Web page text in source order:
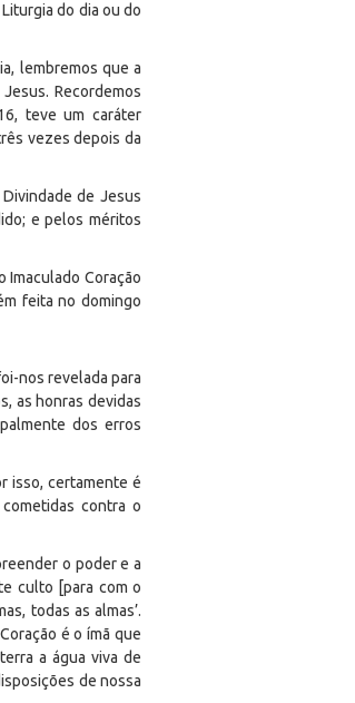
do dia ou do
lembremos que a
Recordemos
teve um caráter
vezes depois da
de Jesus
e pelos méritos
Imaculado Coração
feita no domingo
nos revelada para
as honras devidas
dos erros
isso, certamente é
contra o
o poder e a
culto [para com o
todas as almas’.
é o ímã que
a água viva de
de nossa